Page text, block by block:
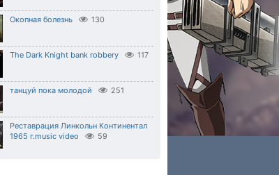
Окопная болезнь 130
The Dark Knight bank robbery 117
танцуй пока молодой 251
Pеставрация Линкольн Континентал
1965 г.music video
59